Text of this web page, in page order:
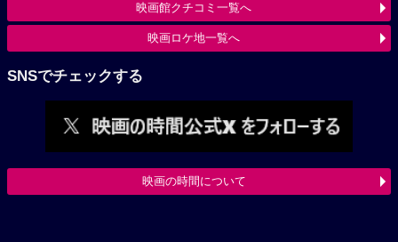
映画館クチコミ一覧へ
映画ロケ地一覧へ
SNSでチェックする
映画の時間について